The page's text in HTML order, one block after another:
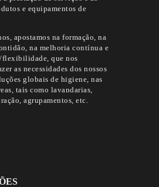
e equipamentos de
apostamos na formação, na
na melhoria contínua e
flexibilidade, que nos
as necessidades dos nossos
globais de higiene, nas
tais como lavandarias,
agrupamentos, etc.